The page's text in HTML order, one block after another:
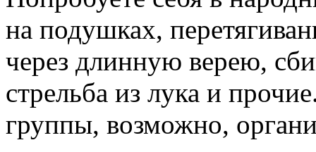
на подушках,
через длинную верею,
стрельба из лука и
группы, возможно,